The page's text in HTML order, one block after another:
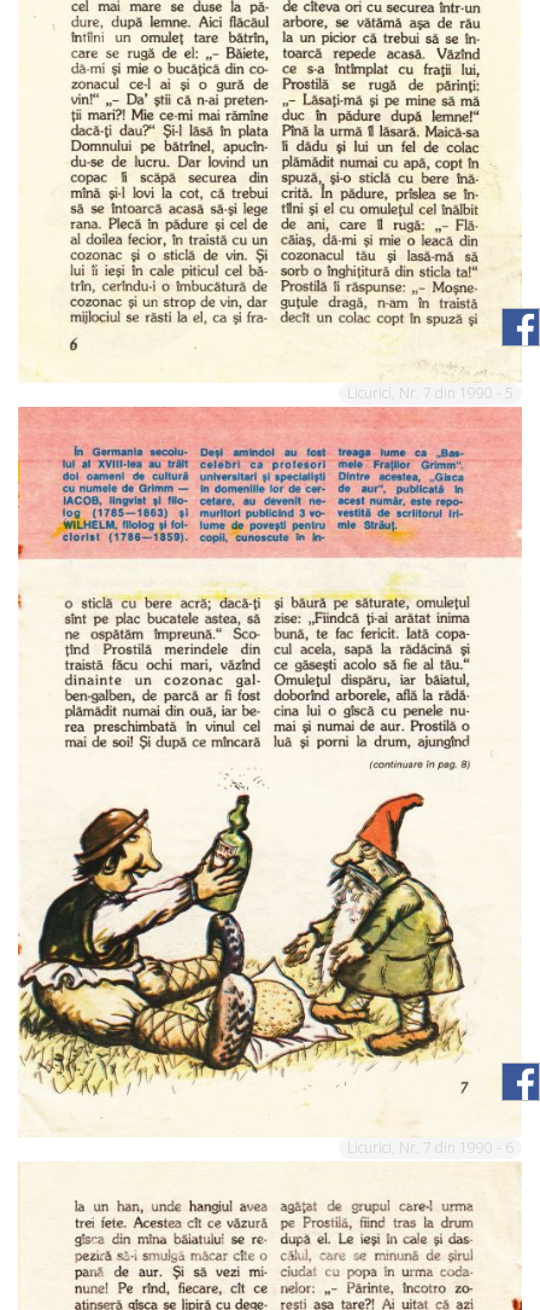
Licurici, Nr. 7 din 1990 - 5
Licurici, Nr. 7 din 1990 - 6